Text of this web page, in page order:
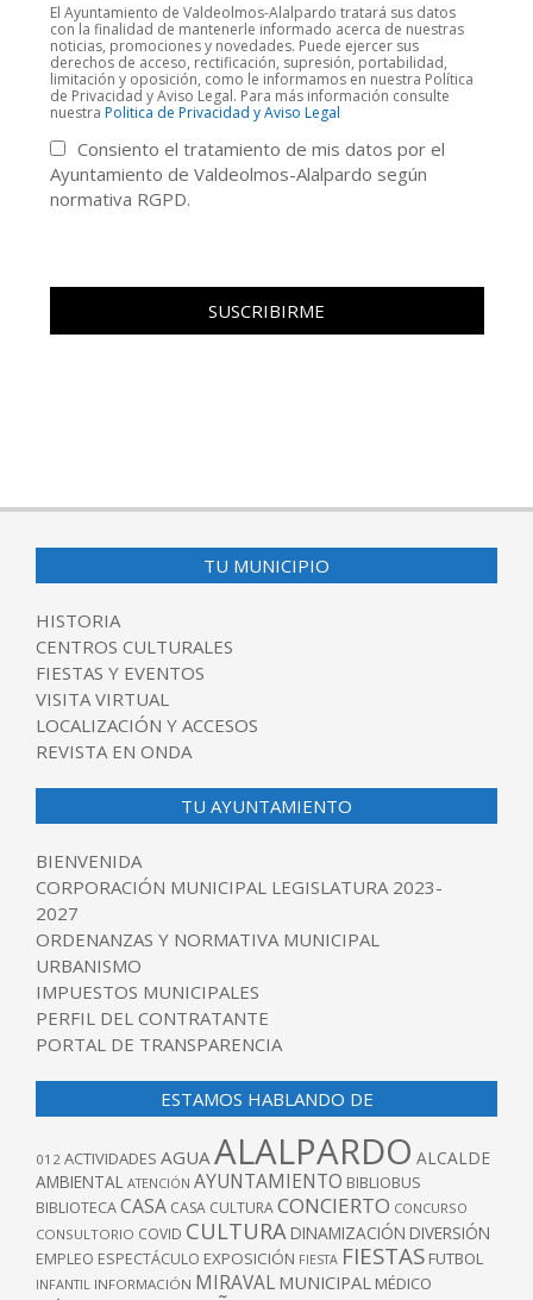
El Ayuntamiento de Valdeolmos-Alalpardo tratará sus datos
con la finalidad de mantenerle informado acerca de nuestras
noticias, promociones y novedades. Puede ejercer sus
derechos de acceso, rectificación, supresión, portabilidad,
limitación y oposición, como le informamos en nuestra Política
de Privacidad y Aviso Legal. Para más información consulte
nuestra Politica de Privacidad y Aviso Legal
Consiento el tratamiento de mis datos por el
Ayuntamiento de Valdeolmos-Alalpardo según
normativa RGPD.
TU MUNICIPIO
HISTORIA
CENTROS CULTURALES
FIESTAS Y EVENTOS
VISITA VIRTUAL
LOCALIZACIÓN Y ACCESOS
REVISTA EN ONDA
TU AYUNTAMIENTO
BIENVENIDA
CORPORACIÓN MUNICIPAL LEGISLATURA 2023-
2027
ORDENANZAS Y NORMATIVA MUNICIPAL
URBANISMO
IMPUESTOS MUNICIPALES
PERFIL DEL CONTRATANTE
PORTAL DE TRANSPARENCIA
ESTAMOS HABLANDO DE
012 ACTIVIDADES AGUAALALPARDO ALCALDE
AMBIENTAL ATENCIÓN AYUNTAMIENTO BIBLIOBUS
BIBLIOTECACASA CASA CULTURACONCIERTO CONCURSO
CONSULTORIO COVID CULTURA DINAMIZACIÓN DIVERSIÓN
EMPLEO ESPECTÁCULO EXPOSICIÓN FIESTA FIESTAS FUTBOL
INFANTIL INFORMACIÓN MIRAVAL MUNICIPAL MÉDICO